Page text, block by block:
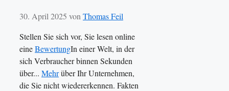
30. April 2025 von Thomas Feil
Stellen Sie sich vor, Sie lesen online
eineBewertungIn einer Welt, in der
sich Verbraucher binnen Sekunden
über... Mehrüber Ihr Unternehmen,
die Sie nicht wiedererkennen. Fakten